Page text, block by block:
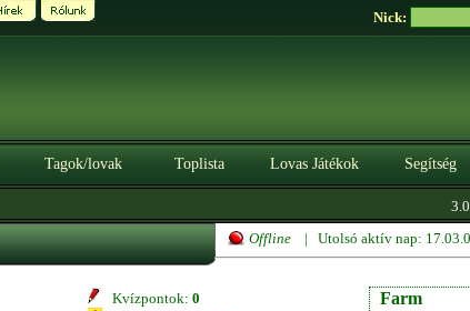
Nick:
Tagok/lovak Toplista Lovas Játékok Segítség
Offline | Utolsó aktív nap:
Kvízpontok: 0
Farm